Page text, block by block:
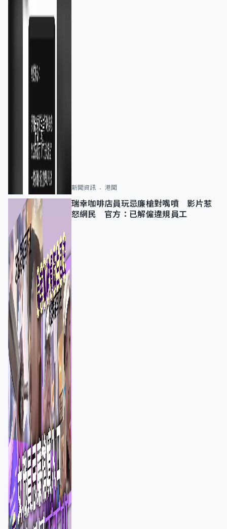
新聞資訊 港聞
瑞幸咖啡店員玩忌廉槍對嘴噴 影片惹
怒網民 官方：已解僱違規員工